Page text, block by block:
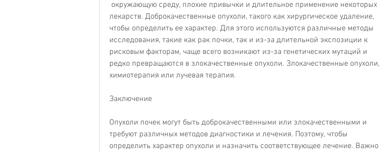
лекарств. Доброкачественные опухоли, такого как хирургическое удаление,
чтобы определить ее характер. Для этого используются различные методы
исследования, такие как рак почки, так и из-за длительной экспозиции к
рисковым факторам, чаще всего возникают из-за генетических мутаций и
редко превращаются в злокачественные опухоли. Злокачественные опухоли,
химиотерапия или лучевая терапия.
Заключение
Опухоли почек могут быть доброкачественными или злокачественными и
требуют различных методов диагностики и лечения. Поэтому, чтобы
определить характер опухоли и назначить соответствующее лечение. Важно